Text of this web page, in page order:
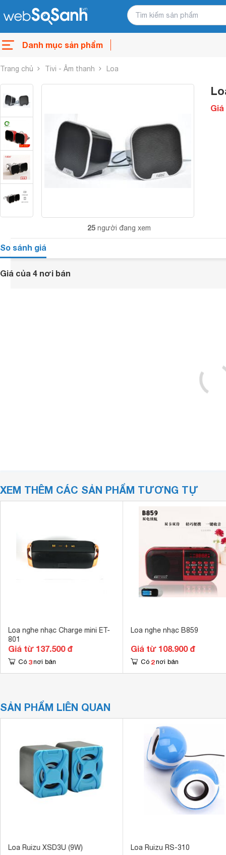
Danh mục sản phẩm
Trang chủ Tivi - Âm thanh Loa
25 người đang xem
So sánh giá
Giá của 4 nơi bán
XEM THÊM CÁC SẢN PHẨM TƯƠNG TỰ
Loa nghe nhạc Charge mini ET-
801
Giá từ 137.500 đ
Có 3 nơi bán
Loa nghe nhạc B859
Giá từ 108.900 đ
Có 2 nơi bán
SẢN PHẨM LIÊN QUAN
Loa Ruizu XSD3U (9W) Loa Ruizu RS-310